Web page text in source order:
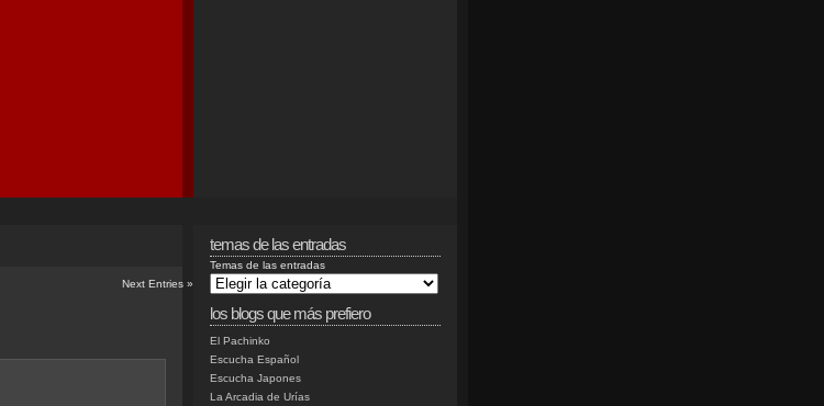
Next Entries »
temas de las entradas
Temas de las entradas
los blogs que más prefiero
El Pachinko
Escucha Español
Escucha Japones
La Arcadia de Urías